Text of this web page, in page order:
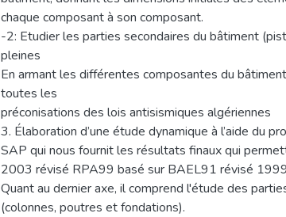
chaque composant à son composant.
-2: Etudier les parties secondaires du bâtiment
pleines
En armant les différentes composantes du
toutes les
préconisations des lois antisismiques algériennes
3. Élaboration d’une étude dynamique à l’aide du
SAP qui nous fournit les résultats finaux qui
2003 révisé RPA99 basé sur BAEL91 révisé
Quant au dernier axe, il comprend l'étude des
(colonnes, poutres et fondations).